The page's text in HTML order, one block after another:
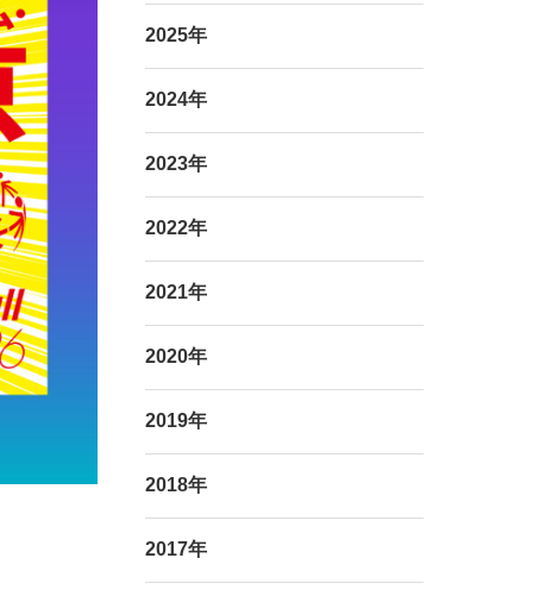
2025年
2024年
2023年
2022年
2021年
2020年
2019年
2018年
2017年